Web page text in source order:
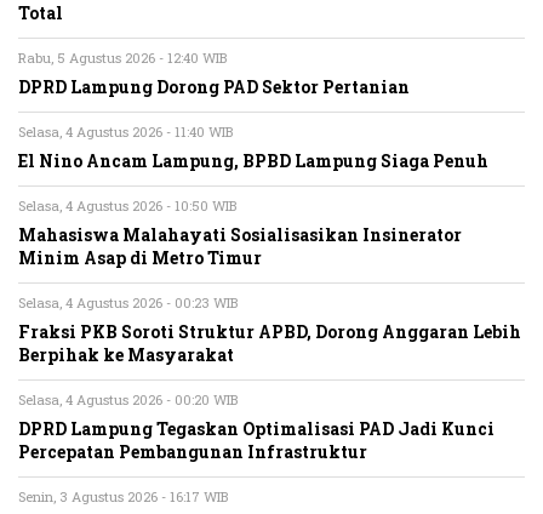
Total
Rabu, 5 Agustus 2026 - 12:40 WIB
DPRD Lampung Dorong PAD Sektor Pertanian
Selasa, 4 Agustus 2026 - 11:40 WIB
El Nino Ancam Lampung, BPBD Lampung Siaga Penuh
Selasa, 4 Agustus 2026 - 10:50 WIB
Mahasiswa Malahayati Sosialisasikan Insinerator
Minim Asap di Metro Timur
Selasa, 4 Agustus 2026 - 00:23 WIB
Fraksi PKB Soroti Struktur APBD, Dorong Anggaran Lebih
Berpihak ke Masyarakat
Selasa, 4 Agustus 2026 - 00:20 WIB
DPRD Lampung Tegaskan Optimalisasi PAD Jadi Kunci
Percepatan Pembangunan Infrastruktur
Senin, 3 Agustus 2026 - 16:17 WIB